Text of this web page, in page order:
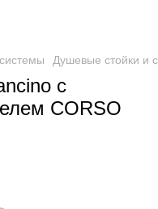
Душевые стойки и
с
CORSO